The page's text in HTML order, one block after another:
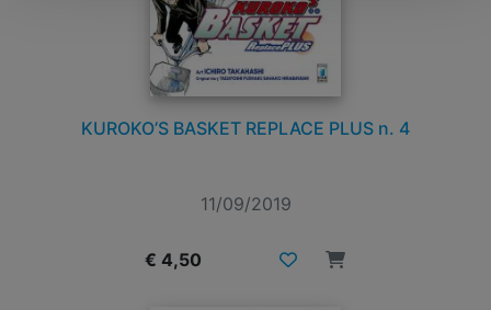
KUROKO’S BASKET REPLACE PLUS n. 4
11/09/2019
€ 4,50